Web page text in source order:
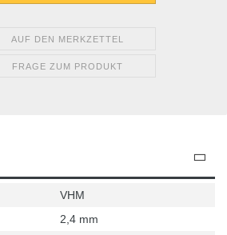
AUF DEN MERKZETTEL
FRAGE ZUM PRODUKT
VHM
2,4 mm